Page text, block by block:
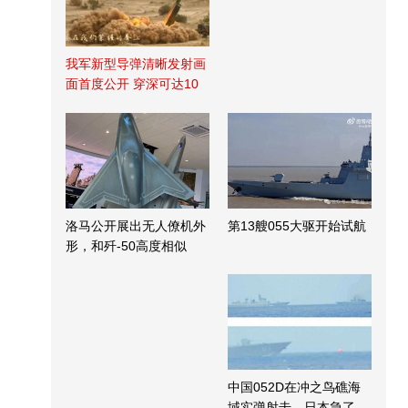
我军新型导弹清晰发射画
面首度公开 穿深可达10
洛马公开展出无人僚机外
形，和歼-50高度相似
第13艘055大驱开始试航
中国052D在冲之鸟礁海